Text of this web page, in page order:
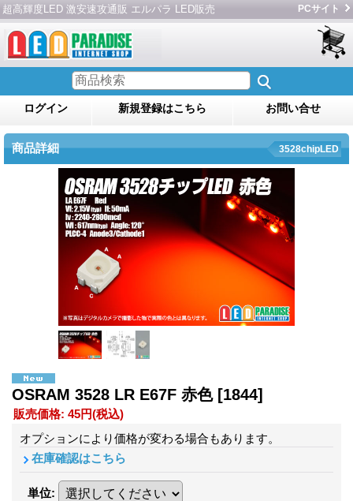
超高輝度LED 激安速攻通販 エルパラ LED販売 PCサイト
ログイン 新規登録はこちら お問い合せ
商品詳細 3528chipLED
OSRAM 3528 LR E67F 赤色 [1844]
販売価格: 45円(税込)
オプションにより価格が変わる場合もあります。
在庫確認はこちら
単位: